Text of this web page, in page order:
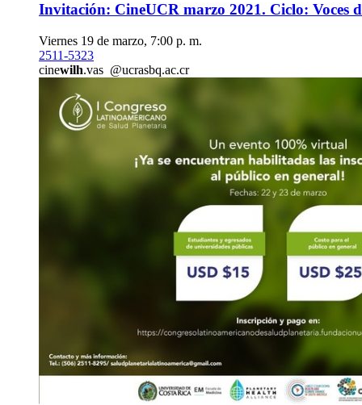
Invitación: CineUCR marzo 2021. Ciclo: Voces
Viernes 19 de marzo, 7:00 p. m.
2511-5323
cinewilh.vas @ucrasbq.ac.cr